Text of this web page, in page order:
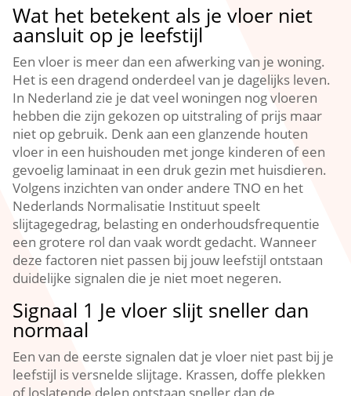
Wat het betekent als je vloer niet
aansluit op je leefstijl
Een vloer is meer dan een afwerking van je woning.​
Het is een dragend onderdeel van je dagelijks leven.​
In Nederland zie je dat veel woningen nog vloeren
hebben die zijn gekozen op uitstraling of prijs maar
niet op gebruik.​ Denk aan een glanzende houten
vloer in een huishouden met jonge kinderen of een
gevoelig laminaat in een druk gezin met huisdieren.​
Volgens inzichten van onder andere TNO en het
Nederlands Normalisatie Instituut speelt
slijtagegedrag, belasting en onderhoudsfrequentie
een grotere rol dan vaak wordt gedacht.​ Wanneer
deze factoren niet passen bij jouw leefstijl ontstaan
duidelijke signalen die je niet moet negeren.​
Signaal 1 Je vloer slijt sneller dan
normaal
Een van de eerste signalen dat je vloer niet past bij je
leefstijl is versnelde slijtage.​ Krassen, doffe plekken
of loslatende delen ontstaan sneller dan de